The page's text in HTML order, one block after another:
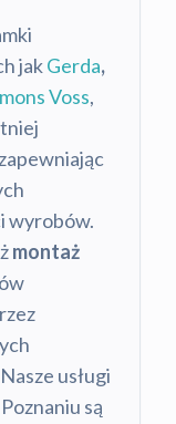
jakGerda,
Voss,
wyrobów.
montaż
usługi
są